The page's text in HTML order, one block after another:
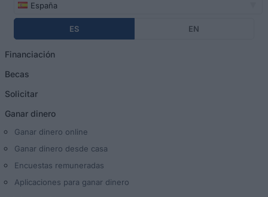
España
ES EN
Financiación
Becas
Solicitar
Ganar dinero
Ganar dinero online
Ganar dinero desde casa
Encuestas remuneradas
Aplicaciones para ganar dinero